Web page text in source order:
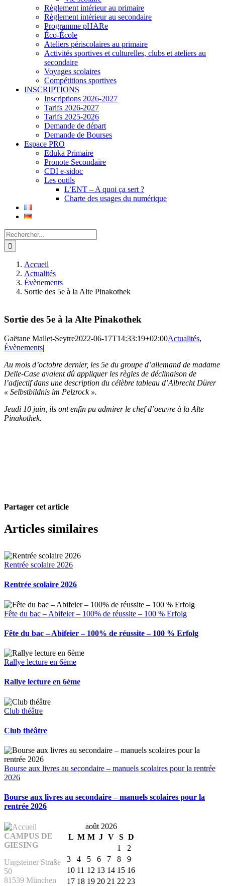
Règlement intérieur au primaire
Règlement intérieur au secondaire
Programme pHARe
Éco-École
Ateliers périscolaires au primaire
Activités sportives et culturelles, clubs et ateliers au
secondaire
Voyages scolaires
Compétitions sportives
INSCRIPTIONS
Inscriptions 2026-2027
Tarifs 2026-2027
Tarifs 2025-2026
Demande de départ
Demande de Bourses
Espace PRO
Eduka Primaire
Pronote Secondaire
CDI e-sidoc
Les outils
L’ENT – A quoi ça sert ?
Charte des usages du numérique
Rechercher:
Accueil
Actualités
Évènements
Sortie des 5e à la Alte Pinakothek
Sortie des 5e à la Alte Pinakothek
Gaëtane Mallet-Seytre2022-06-17T14:33:19+02:00Actualités,
Évènements|
Au mois d’octobre dernier, les 5e du groupe d’allemand de madame
Delle-Case avaient dû appliquer les règles de déclinaison de
l’adjectif dans une description du célèbre tableau d’Albrecht Dürer
« Selbstbildnis im Pelzrock ».
Jeudi 10 juin, ils ont enfin pu admirer le chef d’oeuvre à la Alte
Pinakothek.
Partager cet article
Facebook
X
Pinterest
Email
Articles similaires
Rentrée scolaire 2026
Rentrée scolaire 2026
Fête du bac – Abifeier – 100% de réussite – 100 % Erfolg
Fête du bac – Abifeier – 100% de réussite – 100 % Erfolg
Rallye lecture en 6ème
Rallye lecture en 6ème
Club théâtre
Club théâtre
Bourse aux livres au secondaire – manuels scolaires pour la rentrée
2026
Bourse aux livres au secondaire – manuels scolaires pour la
rentrée 2026
août 2026
L M M J V S D
1
2
3
4 5 6 7 8
9
10 11 12 13 14 15 16
17 18 19 20 21 22 23
CAMPUS DE
GIESING
Ungsteiner Straße
50
81539 München